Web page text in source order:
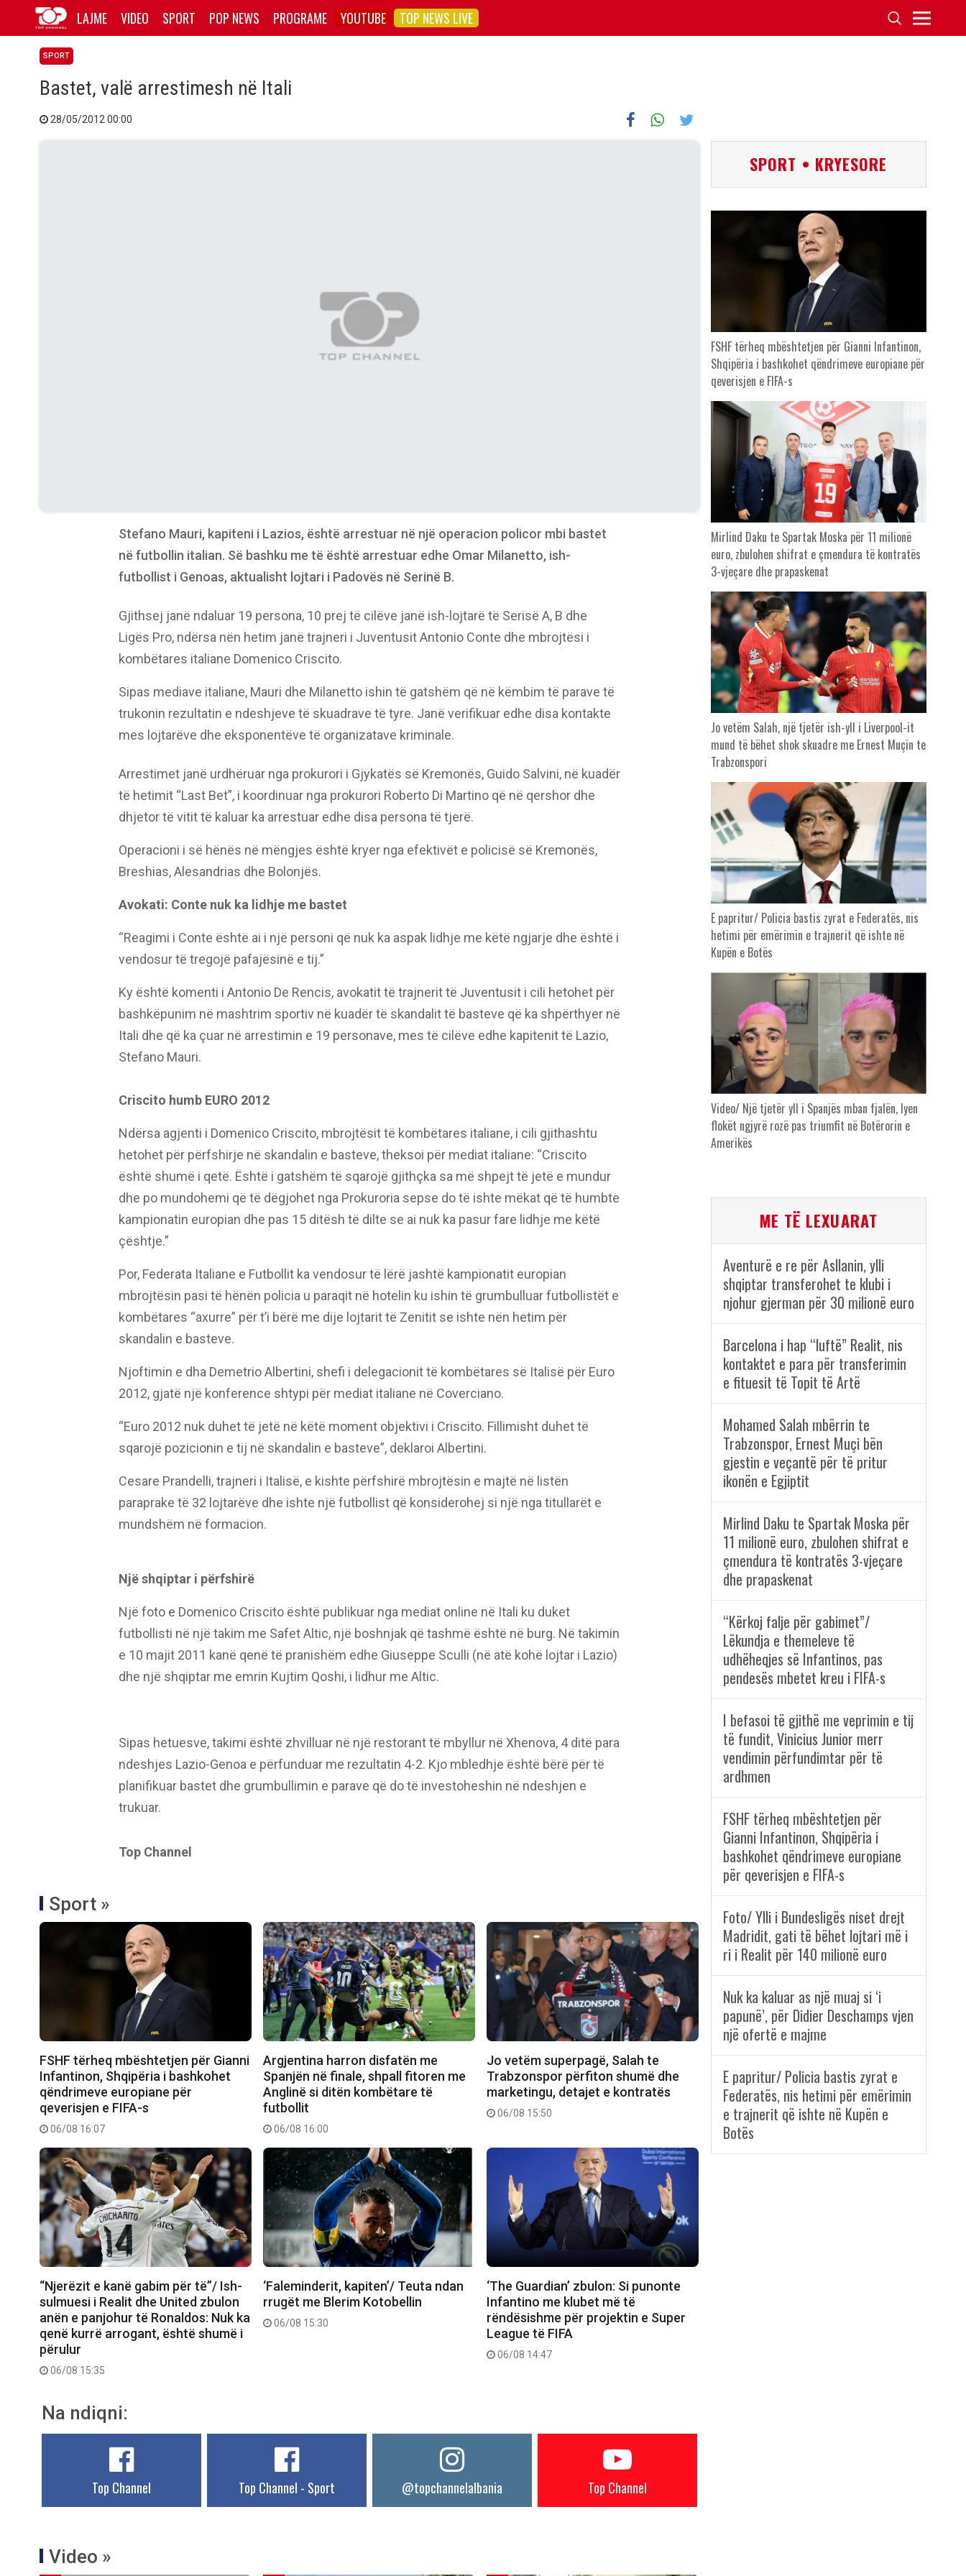
LAJME VIDEO SPORT POP NEWS PROGRAME YOUTUBE TOP NEWS LIVE
SPORT
Bastet, valë arrestimesh në Itali
28/05/2012 00:00
Stefano Mauri, kapiteni i Lazios, është arrestuar në një operacion policor mbi bastet
në futbollin italian. Së bashku me të është arrestuar edhe Omar Milanetto, ish-
futbollist i Genoas, aktualisht lojtari i Padovës në Serinë B.
Gjithsej janë ndaluar 19 persona, 10 prej të cilëve janë ish-lojtarë të Serisë A, B dhe
Ligës Pro, ndërsa nën hetim janë trajneri i Juventusit Antonio Conte dhe mbrojtësi i
kombëtares italiane Domenico Criscito.
Sipas mediave italiane, Mauri dhe Milanetto ishin të gatshëm që në këmbim të parave të
trukonin rezultatin e ndeshjeve të skuadrave të tyre. Janë verifikuar edhe disa kontakte
mes lojtarëve dhe eksponentëve të organizatave kriminale.
Arrestimet janë urdhëruar nga prokurori i Gjykatës së Kremonës, Guido Salvini, në kuadër
të hetimit “Last Bet”, i koordinuar nga prokurori Roberto Di Martino që në qershor dhe
dhjetor të vitit të kaluar ka arrestuar edhe disa persona të tjerë.
Operacioni i së hënës në mëngjes është kryer nga efektivët e policisë së Kremonës,
Breshias, Alesandrias dhe Bolonjës.
Avokati: Conte nuk ka lidhje me bastet
“Reagimi i Conte është ai i një personi që nuk ka aspak lidhje me këtë ngjarje dhe është i
vendosur të tregojë pafajësinë e tij.”
Ky është komenti i Antonio De Rencis, avokatit të trajnerit të Juventusit i cili hetohet për
bashkëpunim në mashtrim sportiv në kuadër të skandalit të basteve që ka shpërthyer në
Itali dhe që ka çuar në arrestimin e 19 personave, mes të cilëve edhe kapitenit të Lazio,
Stefano Mauri.
Criscito humb EURO 2012
Ndërsa agjenti i Domenico Criscito, mbrojtësit të kombëtares italiane, i cili gjithashtu
hetohet për përfshirje në skandalin e basteve, theksoi për mediat italiane: “Criscito
është shumë i qetë. Është i gatshëm të sqarojë gjithçka sa më shpejt të jetë e mundur
dhe po mundohemi që të dëgjohet nga Prokuroria sepse do të ishte mëkat që të humbte
kampionatin europian dhe pas 15 ditësh të dilte se ai nuk ka pasur fare lidhje me këtë
çështje.”
Por, Federata Italiane e Futbollit ka vendosur të lërë jashtë kampionatit europian
mbrojtësin pasi të hënën policia u paraqit në hotelin ku ishin të grumbulluar futbollistët e
kombëtares “axurre” për t’i bërë me dije lojtarit të Zenitit se ishte nën hetim për
skandalin e basteve.
Njoftimin e dha Demetrio Albertini, shefi i delegacionit të kombëtares së Italisë për Euro
2012, gjatë një konference shtypi për mediat italiane në Coverciano.
“Euro 2012 nuk duhet të jetë në këtë moment objektivi i Criscito. Fillimisht duhet të
sqarojë pozicionin e tij në skandalin e basteve”, deklaroi Albertini.
Cesare Prandelli, trajneri i Italisë, e kishte përfshirë mbrojtësin e majtë në listën
paraprake të 32 lojtarëve dhe ishte një futbollist që konsiderohej si një nga titullarët e
mundshëm në formacion.
Një shqiptar i përfshirë
Një foto e Domenico Criscito është publikuar nga mediat online në Itali ku duket
futbollisti në një takim me Safet Altic, një boshnjak që tashmë është në burg. Në takimin
e 10 majit 2011 kanë qenë të pranishëm edhe Giuseppe Sculli (në atë kohë lojtar i Lazio)
dhe një shqiptar me emrin Kujtim Qoshi, i lidhur me Altic.
Sipas hetuesve, takimi është zhvilluar në një restorant të mbyllur në Xhenova, 4 ditë para
ndeshjes Lazio-Genoa e përfunduar me rezultatin 4-2. Kjo mbledhje është bërë për të
planifikuar bastet dhe grumbullimin e parave që do të investoheshin në ndeshjen e
trukuar.
Top Channel
Sport »
FSHF tërheq mbështetjen për Gianni
Infantinon, Shqipëria i bashkohet
qëndrimeve europiane për
qeverisjen e FIFA-s
06/08 16:07
Argjentina harron disfatën me
Spanjën në finale, shpall fitoren me
Anglinë si ditën kombëtare të
futbollit
06/08 16:00
Jo vetëm superpagë, Salah te
Trabzonspor përfiton shumë dhe
marketingu, detajet e kontratës
06/08 15:50
“Njerëzit e kanë gabim për të”/ Ish-
sulmuesi i Realit dhe United zbulon
anën e panjohur të Ronaldos: Nuk ka
qenë kurrë arrogant, është shumë i
përulur
06/08 15:35
‘Faleminderit, kapiten’/ Teuta ndan
rrugët me Blerim Kotobellin
06/08 15:30
‘The Guardian’ zbulon: Si punonte
Infantino me klubet më të
rëndësishme për projektin e Super
League të FIFA
06/08 14:47
Na ndiqni:
Top Channel Top Channel - Sport @topchannelalbania Top Channel
Video »
SPORT • KRYESORE
FSHF tërheq mbështetjen për Gianni Infantinon,
Shqipëria i bashkohet qëndrimeve europiane për
qeverisjen e FIFA-s
Mirlind Daku te Spartak Moska për 11 milionë
euro, zbulohen shifrat e çmendura të kontratës
3-vjeçare dhe prapaskenat
Jo vetëm Salah, një tjetër ish-yll i Liverpool-it
mund të bëhet shok skuadre me Ernest Muçin te
Trabzonspori
E papritur/ Policia bastis zyrat e Federatës, nis
hetimi për emërimin e trajnerit që ishte në
Kupën e Botës
Video/ Një tjetër yll i Spanjës mban fjalën, lyen
flokët ngjyrë rozë pas triumfit në Botërorin e
Amerikës
ME TË LEXUARAT
Aventurë e re për Asllanin, ylli
shqiptar transferohet te klubi i
njohur gjerman për 30 milionë euro
Barcelona i hap “luftë” Realit, nis
kontaktet e para për transferimin
e fituesit të Topit të Artë
Mohamed Salah mbërrin te
Trabzonspor, Ernest Muçi bën
gjestin e veçantë për të pritur
ikonën e Egjiptit
Mirlind Daku te Spartak Moska për
11 milionë euro, zbulohen shifrat e
çmendura të kontratës 3-vjeçare
dhe prapaskenat
“Kërkoj falje për gabimet”/
Lëkundja e themeleve të
udhëheqjes së Infantinos, pas
pendesës mbetet kreu i FIFA-s
I befasoi të gjithë me veprimin e tij
të fundit, Vinicius Junior merr
vendimin përfundimtar për të
ardhmen
FSHF tërheq mbështetjen për
Gianni Infantinon, Shqipëria i
bashkohet qëndrimeve europiane
për qeverisjen e FIFA-s
Foto/ Ylli i Bundesligës niset drejt
Madridit, gati të bëhet lojtari më i
ri i Realit për 140 milionë euro
Nuk ka kaluar as një muaj si ‘i
papunë’, për Didier Deschamps vjen
një ofertë e majme
E papritur/ Policia bastis zyrat e
Federatës, nis hetimi për emërimin
e trajnerit që ishte në Kupën e
Botës